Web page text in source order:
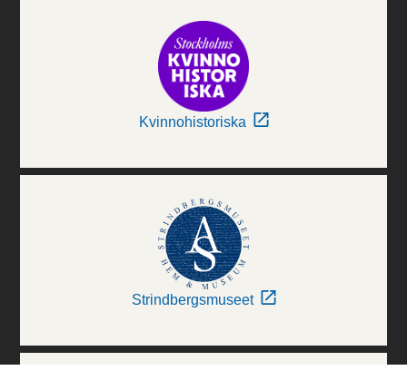
Kvinnohistoriska
Strindbergsmuseet